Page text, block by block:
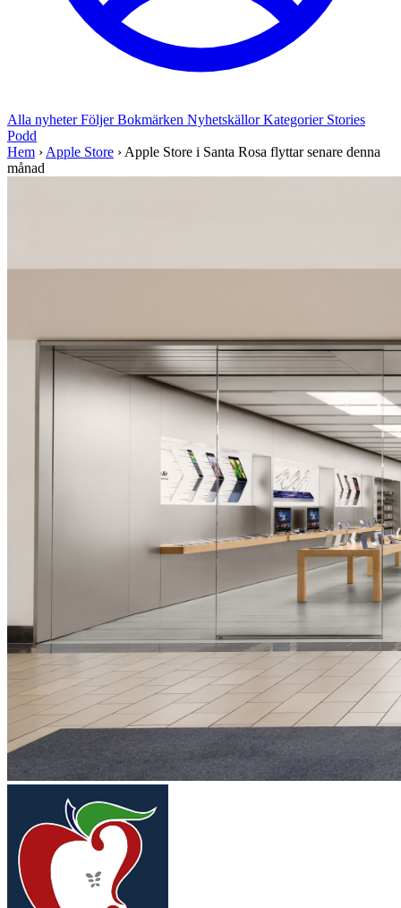
Alla nyheterFöljerBokmärken NyhetskällorKategorier Stories
Podd
Hem › Apple Store › Apple Store i Santa Rosa flyttar senare denna
månad